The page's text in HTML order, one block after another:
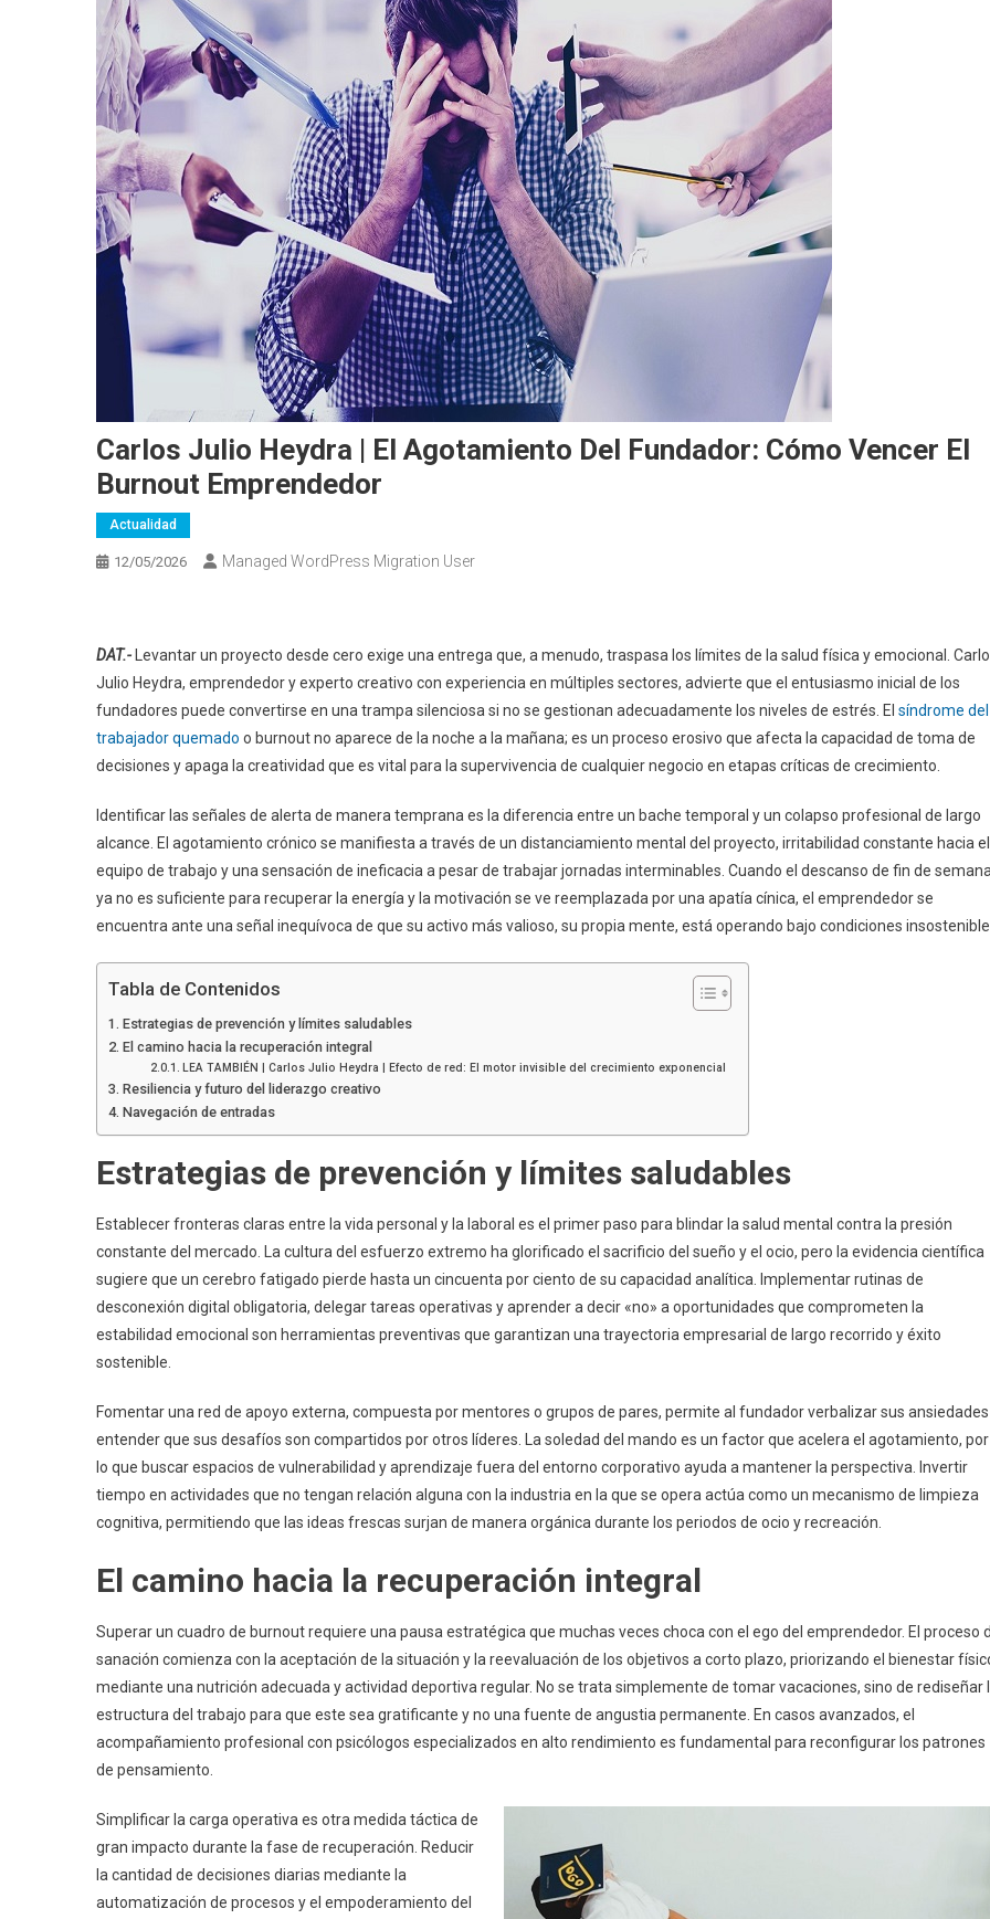
Carlos Julio Heydra | El Agotamiento Del Fundador: Cómo Vencer El
Burnout Emprendedor
Actualidad
12/05/2026 Managed WordPress Migration User
DAT.- Levantar un proyecto desde cero exige una entrega que, a menudo, traspasa los límites de la salud física y emocional.
Julio Heydra, emprendedor y experto creativo con experiencia en múltiples sectores, advierte que el entusiasmo inicial de los
fundadores puede convertirse en una trampa silenciosa si no se gestionan adecuadamente los niveles de estrés. El síndrome del
trabajador quemado o burnout no aparece de la noche a la mañana; es un proceso erosivo que afecta la capacidad de toma de
decisiones y apaga la creatividad que es vital para la supervivencia de cualquier negocio en etapas críticas de crecimiento.
Identificar las señales de alerta de manera temprana es la diferencia entre un bache temporal y un colapso profesional de largo
alcance. El agotamiento crónico se manifiesta a través de un distanciamiento mental del proyecto, irritabilidad constante hacia el
equipo de trabajo y una sensación de ineficacia a pesar de trabajar jornadas interminables. Cuando el descanso de fin de
ya no es suficiente para recuperar la energía y la motivación se ve reemplazada por una apatía cínica, el emprendedor se
encuentra ante una señal inequívoca de que su activo más valioso, su propia mente, está operando bajo condiciones
Tabla de Contenidos
Estrategias de prevención y límites saludables
El camino hacia la recuperación integral
LEA TAMBIÉN | Carlos Julio Heydra | Efecto de red: El motor invisible del crecimiento exponencial
Resiliencia y futuro del liderazgo creativo
Navegación de entradas
Estrategias de prevención y límites saludables
Establecer fronteras claras entre la vida personal y la laboral es el primer paso para blindar la salud mental contra la presión
constante del mercado. La cultura del esfuerzo extremo ha glorificado el sacrificio del sueño y el ocio, pero la evidencia científica
sugiere que un cerebro fatigado pierde hasta un cincuenta por ciento de su capacidad analítica. Implementar rutinas de
desconexión digital obligatoria, delegar tareas operativas y aprender a decir «no» a oportunidades que comprometen la
estabilidad emocional son herramientas preventivas que garantizan una trayectoria empresarial de largo recorrido y éxito
sostenible.
Fomentar una red de apoyo externa, compuesta por mentores o grupos de pares, permite al fundador verbalizar sus
entender que sus desafíos son compartidos por otros líderes. La soledad del mando es un factor que acelera el agotamiento, por
lo que buscar espacios de vulnerabilidad y aprendizaje fuera del entorno corporativo ayuda a mantener la perspectiva. Invertir
tiempo en actividades que no tengan relación alguna con la industria en la que se opera actúa como un mecanismo de limpieza
cognitiva, permitiendo que las ideas frescas surjan de manera orgánica durante los periodos de ocio y recreación.
El camino hacia la recuperación integral
Superar un cuadro de burnout requiere una pausa estratégica que muchas veces choca con el ego del emprendedor. El proceso
sanación comienza con la aceptación de la situación y la reevaluación de los objetivos a corto plazo, priorizando el bienestar
mediante una nutrición adecuada y actividad deportiva regular. No se trata simplemente de tomar vacaciones, sino de rediseñar
estructura del trabajo para que este sea gratificante y no una fuente de angustia permanente. En casos avanzados, el
acompañamiento profesional con psicólogos especializados en alto rendimiento es fundamental para reconfigurar los patrones
de pensamiento.
Simplificar la carga operativa es otra medida táctica de
gran impacto durante la fase de recuperación. Reducir
la cantidad de decisiones diarias mediante la
automatización de procesos y el empoderamiento del